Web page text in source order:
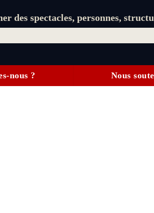
des spectacles, personnes,
nous ? Nous